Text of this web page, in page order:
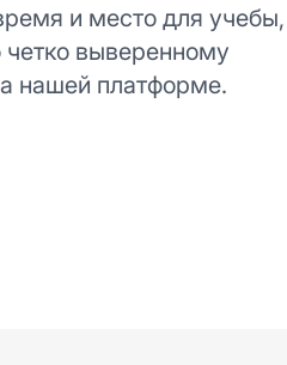
и место для учебы,
четко выверенному
нашей платформе.